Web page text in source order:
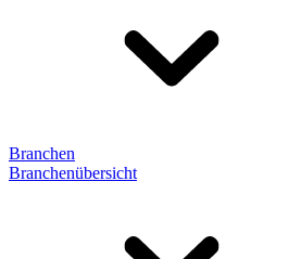
Branchen
Branchenübersicht